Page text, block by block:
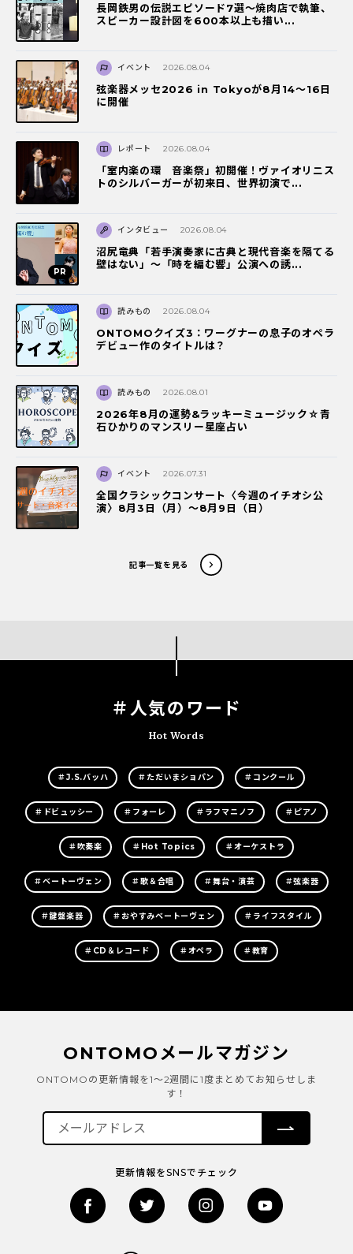
長岡鉄男の伝説エピソード7選〜焼肉店で執筆、
スピーカー設計図を600本以上も描い...
イベント 2026.08.04
弦楽器メッセ2026 in Tokyoが8月14～16日
に開催
レポート 2026.08.04
「室内楽の環 音楽祭」初開催！ヴァイオリニス
トのシルバーガーが初来日、世界初演で...
インタビュー 2026.08.04
沼尻竜典「若手演奏家に古典と現代音楽を隔てる
壁はない」～「時を編む響」公演への誘...
読みもの 2026.08.04
ONTOMOクイズ3：ワーグナーの息子のオペラ
デビュー作のタイトルは？
読みもの 2026.08.01
2026年8月の運勢&ラッキーミュージック☆青
石ひかりのマンスリー星座占い
イベント 2026.07.31
全国クラシックコンサート〈今週のイチオシ公
演〉8月3日（月）～8月9日（日）
記事一覧を見る
＃人気のワード
Hot Words
＃J.S.バッハ ＃ただいまショパン ＃コンクール
＃ドビュッシー ＃フォーレ ＃ラフマニノフ ＃ピアノ
＃吹奏楽 ＃Hot Topics ＃オーケストラ
＃ベートーヴェン ＃歌＆合唱 ＃舞台・演芸 ＃弦楽器
＃鍵盤楽器 ＃おやすみベートーヴェン ＃ライフスタイル
＃CD＆レコード ＃オペラ ＃教育
ONTOMOメールマガジン
ONTOMOの更新情報を1～2週間に1度まとめてお知らせしま
す！
更新情報をSNSでチェック